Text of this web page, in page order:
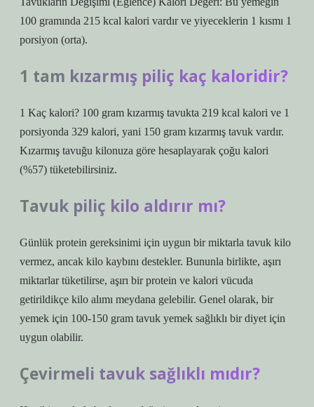
100 gramında 215 kcal kalori vardır ve yiyeceklerin 1 kısmı 1
porsiyon (orta).
1 tam kızarmış piliç kaç kaloridir?
1 Kaç kalori? 100 gram kızarmış tavukta 219 kcal kalori ve 1
porsiyonda 329 kalori, yani 150 gram kızarmış tavuk vardır.
Kızarmış tavuğu kilonuza göre hesaplayarak çoğu kalori
(%57) tüketebilirsiniz.
Tavuk piliç kilo aldırır mı?
Günlük protein gereksinimi için uygun bir miktarla tavuk kilo
vermez, ancak kilo kaybını destekler. Bununla birlikte, aşırı
miktarlar tüketilirse, aşırı bir protein ve kalori vücuda
getirildikçe kilo alımı meydana gelebilir. Genel olarak, bir
yemek için 100-150 gram tavuk yemek sağlıklı bir diyet için
uygun olabilir.
Çevirmeli tavuk sağlıklı mıdır?